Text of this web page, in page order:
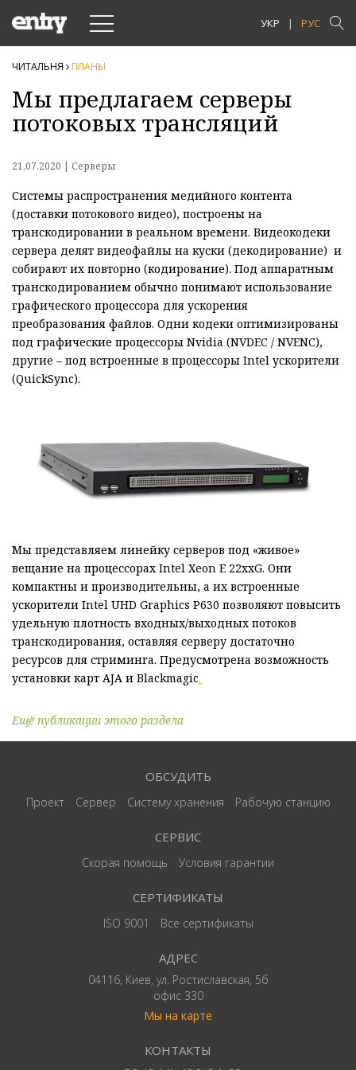
Toggle
navigation УКР РУС
ЧИТАЛЬНЯ ПЛАНЫ
Мы предлагаем серверы
потоковых трансляций
21.07.2020 | Серверы
Системы распространения медийного контента
(доставки потокового видео), построены на
транскодировании в реальном времени. Видеокодеки
сервера делят видеофайлы на куски (декодирование) и
собирают их повторно (кодирование). Под аппаратным
транскодированием обычно понимают использование
графического процессора для ускорения
преобразования файлов. Одни кодеки оптимизированы
под графические процессоры Nvidia (NVDEC / NVENC),
другие – под встроенные в процессоры Intel ускорители
(QuickSync).
Мы представляем линейку серверов под «живое»
вещание на процессорах Intel Xeon E 22xxG. Они
компактны и производительны, а их встроенные
ускорители Intel UHD Graphics P630 позволяют повысить
удельную плотность входных/выходных потоков
транскодирования, оставляя серверу достаточно
ресурсов для стриминга. Предусмотрена возможность
установки карт AJA и Blackmagic.
Ещё публикации этого раздела
ОБСУДИТЬ
Проект Сервер Систему хранения Рабочую станцию
СЕРВИС
Скорая помощь Условия гарантии
СЕРТИФИКАТЫ
ISO 9001 Все сертификаты
АДРЕС
04116, Киев, ул. Ростиславская, 5б
офис 330
Мы на карте
КОНТАКТЫ